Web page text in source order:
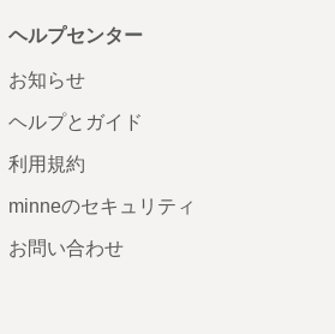
ヘルプセンター
お知らせ
ヘルプとガイド
利用規約
minneのセキュリティ
お問い合わせ